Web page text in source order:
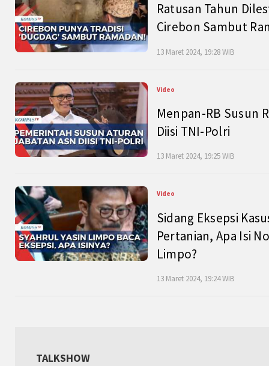
Ratusan Tahun
Cirebon Sambut
13 Maret 2024, 19:28 WIB
Video
Menpan-RB Susun
Diisi TNI-Polri
13 Maret 2024, 19:25 WIB
Video
Sidang Eksepsi
Pertanian, Apa Isi
Limpo?
13 Maret 2024, 19:24 WIB
TALKSHOW